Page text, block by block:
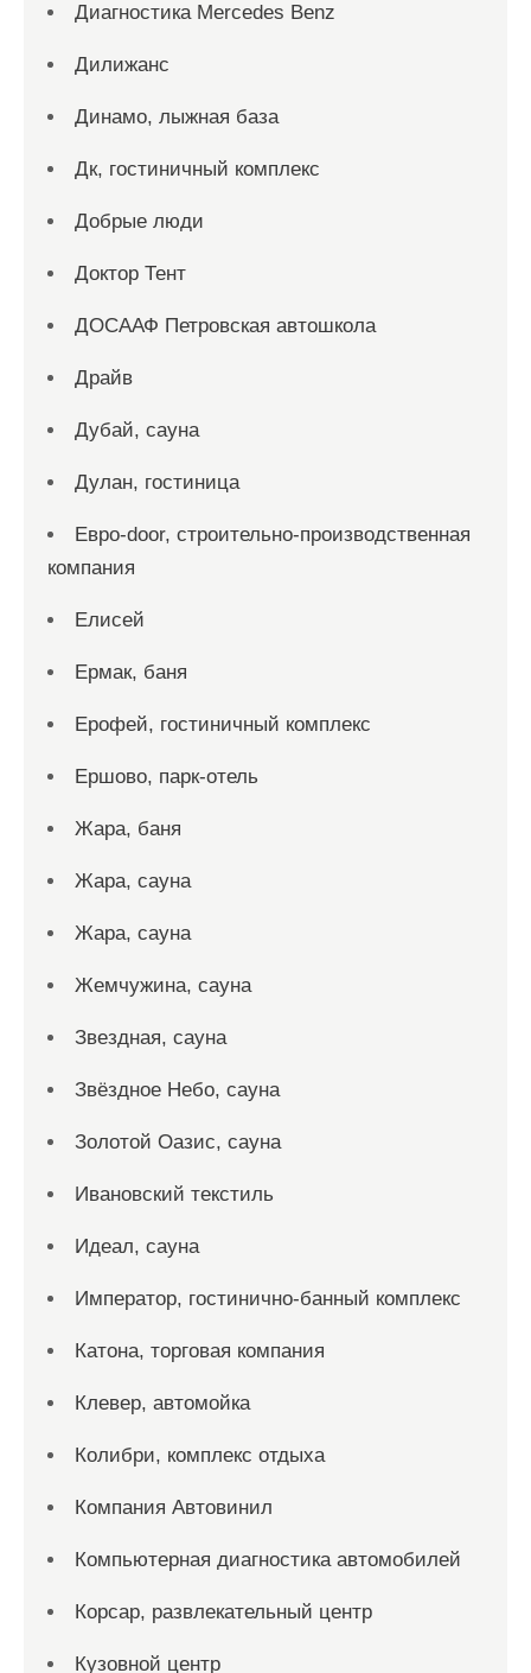
Диагностика Mercedes Benz
Дилижанс
Динамо, лыжная база
Дк, гостиничный комплекс
Добрые люди
Доктор Тент
ДОСААФ Петровская автошкола
Драйв
Дубай, сауна
Дулан, гостиница
Евро-door, строительно-производственная
компания
Елисей
Ермак, баня
Ерофей, гостиничный комплекс
Ершово, парк-отель
Жара, баня
Жара, сауна
Жара, сауна
Жемчужина, сауна
Звездная, сауна
Звёздное Небо, сауна
Золотой Оазис, сауна
Ивановский текстиль
Идеал, сауна
Император, гостинично-банный комплекс
Катона, торговая компания
Клевер, автомойка
Колибри, комплекс отдыха
Компания Автовинил
Компьютерная диагностика автомобилей
Корсар, развлекательный центр
Кузовной центр